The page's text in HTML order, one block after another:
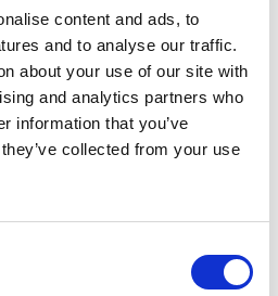
content and ads, to
and to analyse our traffic.
about your use of our site with
and analytics partners who
information that you’ve
collected from your use
la plataforma a
de ventas?
describir cada
de este